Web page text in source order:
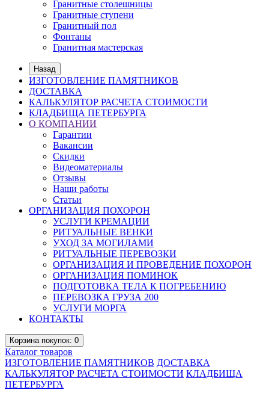
Гранитные столешницы
Гранитные ступени
Гранитный пол
Фонтаны
Гранитная мастерская
Назад
ИЗГОТОВЛЕНИЕ ПАМЯТНИКОВ
ДОСТАВКА
КАЛЬКУЛЯТОР РАСЧЕТА СТОИМОСТИ
КЛАДБИЩА ПЕТЕРБУРГА
О КОМПАНИИ
Гарантии
Вакансии
Скидки
Видеоматериалы
Отзывы
Наши работы
Статьи
ОРГАНИЗАЦИЯ ПОХОРОН
УСЛУГИ КРЕМАЦИИ
РИТУАЛЬНЫЕ ВЕНКИ
УХОД ЗА МОГИЛАМИ
РИТУАЛЬНЫЕ ПЕРЕВОЗКИ
ОРГАНИЗАЦИЯ И ПРОВЕДЕНИЕ ПОХОРОН
ОРГАНИЗАЦИЯ ПОМИНОК
ПОДГОТОВКА ТЕЛА К ПОГРЕБЕНИЮ
ПЕРЕВОЗКА ГРУЗА 200
УСЛУГИ МОРГА
КОНТАКТЫ
Корзинапокупок: 0
Каталог товаров
ИЗГОТОВЛЕНИЕ ПАМЯТНИКОВ ДОСТАВКА
КАЛЬКУЛЯТОР РАСЧЕТА СТОИМОСТИ КЛАДБИЩА
ПЕТЕРБУРГА